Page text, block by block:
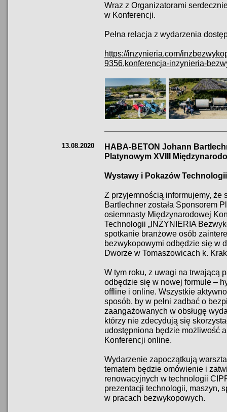
Wraz z Organizatorami
w Konferencji.
Pełna relacja z wydarzenia
https://inzynieria.com/
9356,konferencja-inzynieria-
13.08.2020
HABA-BETON Johann
Platynowym XVIII
Wystawy i Pokazów
Z przyjemnością informujemy, że
Bartlechner została Sponsorem
osiemnasty Międzynarodowej
Technologii „INŻYNIERIA
spotkanie branżowe osób
bezwykopowymi odbędzie się w
Dworze w Tomaszowicach k.
W tym roku, z uwagi na trwającą
odbędzie się w nowej formule –
offline i online. Wszystkie
sposób, by w pełni zadbać o
zaangażowanych w obsługę
którzy nie zdecydują się
udostępniona będzie możliwość
Konferencji online.
Wydarzenie zapoczątkują
tematem będzie omówienie i
renowacyjnych w technologii
prezentacji technologii, maszyn,
w pracach bezwykopowych.